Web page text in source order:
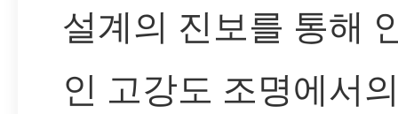
설계의 진보를 통해
인 고강도 조명에서